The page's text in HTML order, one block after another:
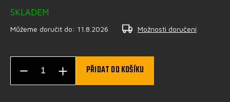
SKLADEM
Můžeme doručit do: 11.8.2026 Možnosti doručení
PŘIDAT DO KOŠÍKU